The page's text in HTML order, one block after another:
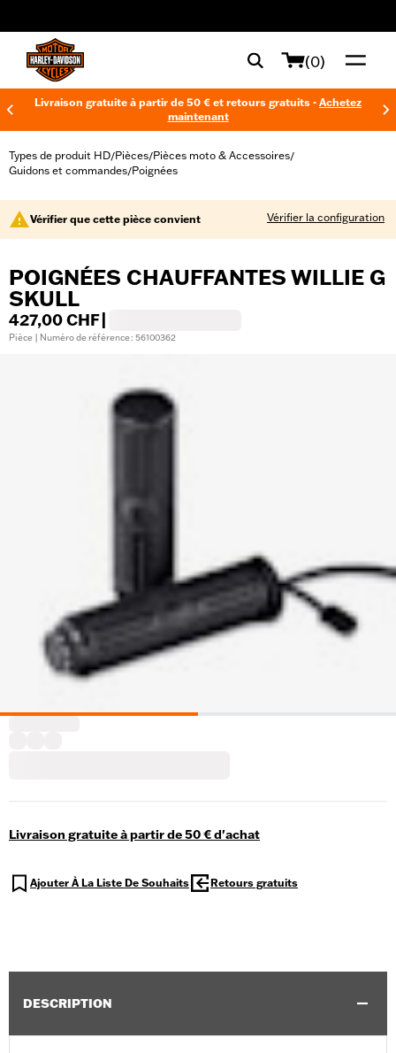
(0)
Livraison gratuite à partir de 50 € et retours gratuits - Achetez
maintenant
Types de produit HD/Pièces/Pièces moto & Accessoires/
Guidons et commandes/Poignées
Vérifier que cette pièce convient Vérifier la configuration
POIGNÉES CHAUFFANTES WILLIE G
SKULL
427,00 CHF
Pièce | Numéro de référence : 56100362
Livraison gratuite à partir de 50 € d'achat
Ajouter À La Liste De Souhaits Retours gratuits
DESCRIPTION